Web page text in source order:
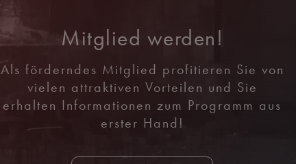
Mitglied werden!
Als förderndes Mitglied profitieren Sie von
vielen attraktiven Vorteilen und Sie
erhalten Informationen zum Programm aus
erster Hand!